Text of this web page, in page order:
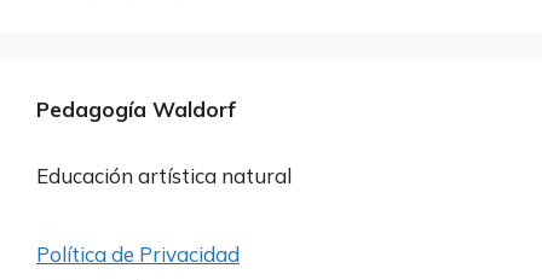
Pedagogía Waldorf
Educación artística natural
Política de Privacidad